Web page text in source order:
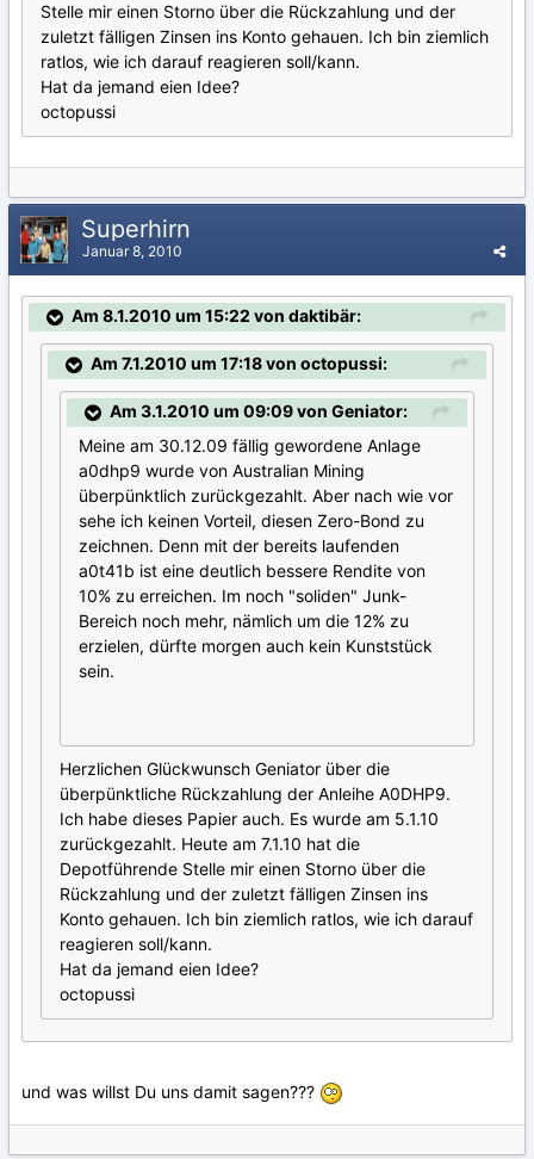
Stelle mir einen Storno über die Rückzahlung und der
zuletzt fälligen Zinsen ins Konto gehauen. Ich bin ziemlich
ratlos, wie ich darauf reagieren soll/kann.
Hat da jemand eien Idee?
octopussi
Superhirn
Januar 8, 2010
Am 8.1.2010 um 15:22 von daktibär:
Am 7.1.2010 um 17:18 von octopussi:
Am 3.1.2010 um 09:09 von Geniator:
Meine am 30.12.09 fällig gewordene Anlage
a0dhp9 wurde von Australian Mining
überpünktlich zurückgezahlt. Aber nach wie vor
sehe ich keinen Vorteil, diesen Zero-Bond zu
zeichnen. Denn mit der bereits laufenden
a0t41b ist eine deutlich bessere Rendite von
10% zu erreichen. Im noch "soliden" Junk-
Bereich noch mehr, nämlich um die 12% zu
erzielen, dürfte morgen auch kein Kunststück
sein.
Herzlichen Glückwunsch Geniator über die
überpünktliche Rückzahlung der Anleihe A0DHP9.
Ich habe dieses Papier auch. Es wurde am 5.1.10
zurückgezahlt. Heute am 7.1.10 hat die
Depotführende Stelle mir einen Storno über die
Rückzahlung und der zuletzt fälligen Zinsen ins
Konto gehauen. Ich bin ziemlich ratlos, wie ich darauf
reagieren soll/kann.
Hat da jemand eien Idee?
octopussi
und was willst Du uns damit sagen???